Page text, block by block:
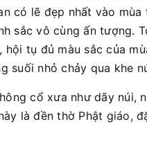
có lẽ đẹp nhất vào
sắc vô cùng ấn tượng.
tụ đủ màu sắc của
suối nhỏ chảy qua khe
cổ xưa như dãy núi,
là đền thờ Phật giáo,